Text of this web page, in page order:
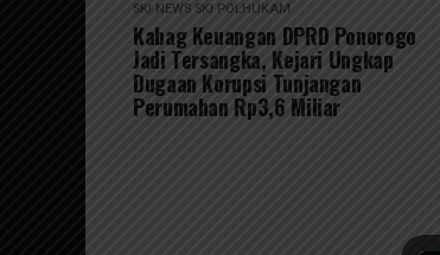
SKI NEWS SKI POLHUKAM
Kabag Keuangan DPRD Ponorogo
Jadi Tersangka, Kejari Ungkap
Dugaan Korupsi Tunjangan
Perumahan Rp3,6 Miliar